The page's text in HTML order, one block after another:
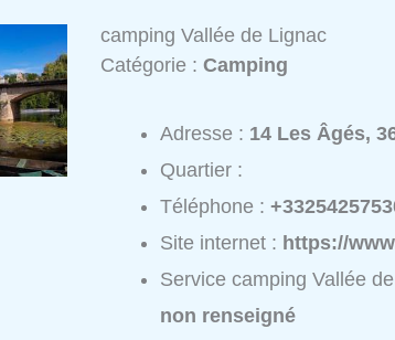
camping Vallée de Lignac
Catégorie :Camping
Adresse : 14 Les Âgés,
Quartier :
Téléphone :
Site internet : https://
Service camping Vallée
non renseigné